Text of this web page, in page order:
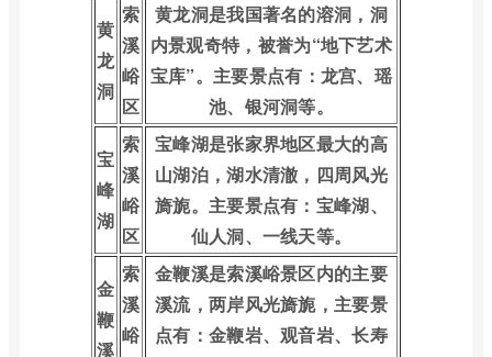
黄
龙
洞
索
溪
峪
区
黄龙洞是我国著名的溶洞，洞
内景观奇特，被誉为“地下艺术
宝库”。主要景点有：龙宫、瑶
池、银河洞等。
宝
峰
湖
索
溪
峪
区
宝峰湖是张家界地区最大的高
山湖泊，湖水清澈，四周风光
旖旎。主要景点有：宝峰湖、
仙人洞、一线天等。
金
鞭
溪
索
溪
峪
金鞭溪是索溪峪景区内的主要
溪流，两岸风光旖旎，主要景
点有：金鞭岩、观音岩、长寿